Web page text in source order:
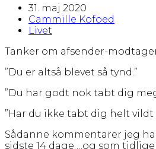
31. maj 2020
Cammille Kofoed
Livet
Tanker om afsender-
”Du er altså blevet så tynd.”
”Du har godt nok tabt dig
”Har du ikke tabt dig helt vildt
Sådanne kommentarer jeg
sidste 14 dage….og som